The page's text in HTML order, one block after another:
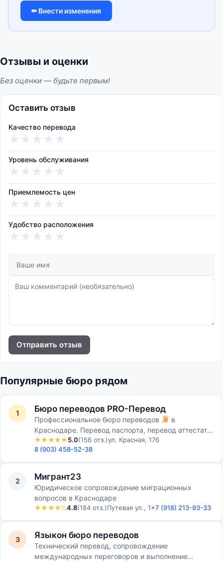
✏ Внести изменения
Отзывы и оценки
Без оценки — будьте первым!
Оставить отзыв
Качество перевода
★
★
★
★
★
Уровень обслуживания
★
★
★
★
★
Приемлемость цен
★
★
★
★
★
Удобство расположения
★
★
★
★
★
Отправить отзыв
Популярные бюро рядом
1 Бюро переводов PRO-Перевод
Профессиональное бюро переводов
в
Краснодаре. Перевод паспорта, перевод аттестата,
перевод технической документации, перевод
юридической документаци…
★★★★★5.0(156 отз.)ул. Красная, 176
8 (903) 458-52-38
2 Мигрант23
Юридическое сопровождение миграционных
вопросов в Краснодаре
★★★★½4.8(184 отз.)Путевая ул., 1+7 (918) 213-93-33
3 Языкон бюро переводов
Технический перевод, сопровождение
международных переговоров и выполнение